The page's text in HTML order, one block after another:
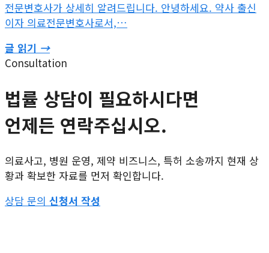
전문변호사가 상세히 알려드립니다. 안녕하세요. 약사 출신
이자 의료전문변호사로서,…
글 읽기 →
Consultation
법률 상담이 필요하시다면
언제든 연락주십시오.
의료사고, 병원 운영, 제약 비즈니스, 특허 소송까지 현재 상
황과 확보한 자료를 먼저 확인합니다.
상담 문의 신청서 작성